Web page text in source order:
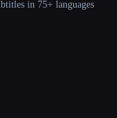
in 75+ languages